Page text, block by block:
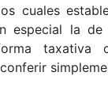
cuales
especial la
taxativa